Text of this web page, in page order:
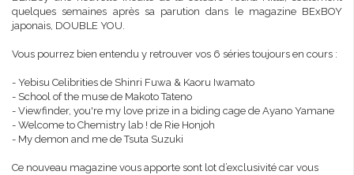
quelques semaines après sa parution dans le magazine BExBOY
japonais, DOUBLE YOU.
Vous pourrez bien entendu y retrouver vos 6 séries toujours en cours :
- Yebisu Celibrities de Shinri Fuwa & Kaoru Iwamato
- School of the muse de Makoto Tateno
- Viewfinder, you're my love prize in a biding cage de Ayano Yamane
- Welcome to Chemistry lab ! de Rie Honjoh
- My demon and me de Tsuta Suzuki
Ce nouveau magazine vous apporte sont lot d’exclusivité car vous